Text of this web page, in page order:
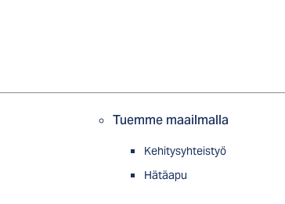
Tuemme maailmalla
Kehitysyhteistyö
Hätäapu